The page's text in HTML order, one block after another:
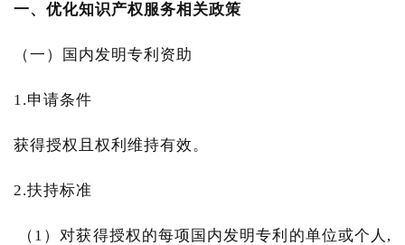
一、优化知识产权服务相关政策
（一）国内发明专利资助
1.申请条件
获得授权且权利维持有效。
2.扶持标准
（1）对获得授权的每项国内发明专利的单位或个人,